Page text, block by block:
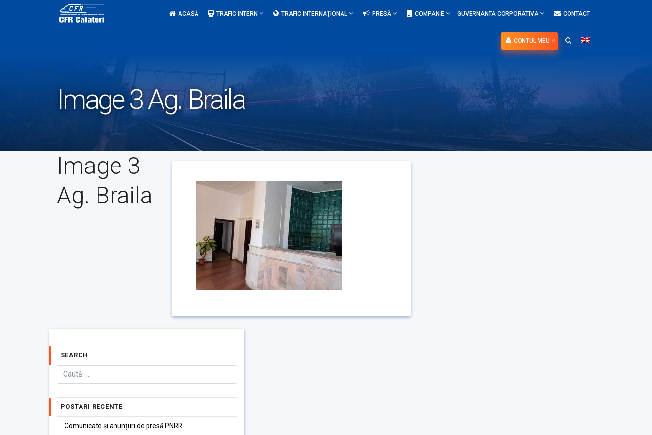
ACASĂ TRAFIC INTERN TRAFIC INTERNAȚIONAL PRESĂ COMPANIE GUVERNANTA CORPORATIVA CONTACT
CONTUL MEU
Image 3 Ag. Braila
Image 3
Ag. Braila
SEARCH
POSTARI RECENTE
Comunicate și anunțuri de presă PNRR